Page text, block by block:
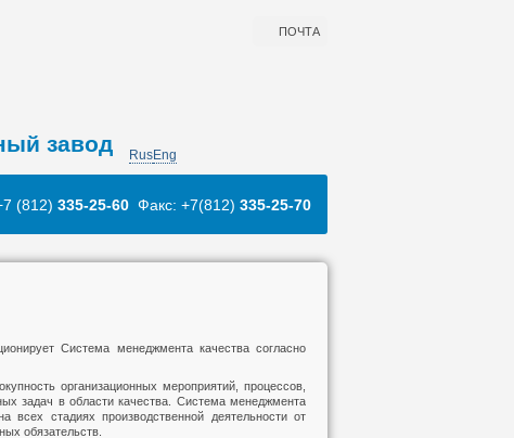
ПОЧТА
завод RusEng
(812) 335-25-60 Факс: +7(812) 335-25-70
Система менеджмента качества согласно
организационных мероприятий, процессов,
задач в области качества. Система менеджмента
всех стадиях производственной деятельности от
обязательств.